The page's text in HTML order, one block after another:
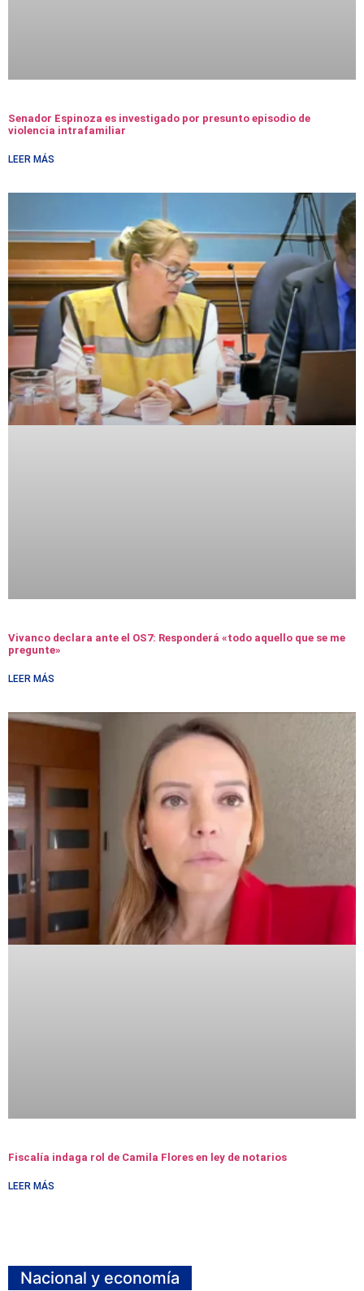
Senador Espinoza es investigado por presunto episodio de
violencia intrafamiliar
LEER MÁS
Vivanco declara ante el OS7: Responderá «todo aquello que se me
pregunte»
LEER MÁS
Fiscalía indaga rol de Camila Flores en ley de notarios
LEER MÁS
Nacional y economía